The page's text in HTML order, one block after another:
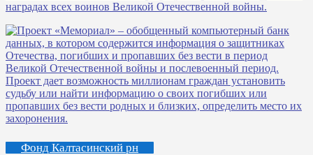
Фонд Калтасинский рн